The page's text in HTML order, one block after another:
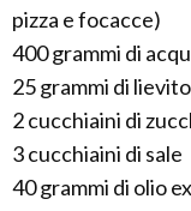
pizza e focacce)
400 grammi di
25 grammi di
2 cucchiaini di
3 cucchiaini di sale
40 grammi di olio